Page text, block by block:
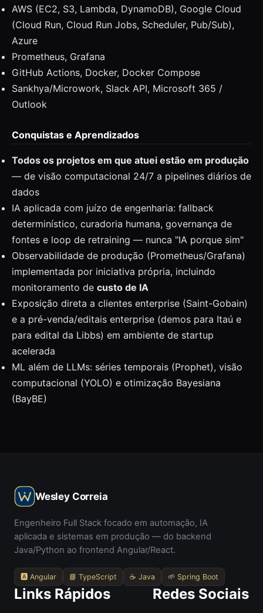
AWS (EC2, S3, Lambda, DynamoDB), Google Cloud
(Cloud Run, Cloud Run Jobs, Scheduler, Pub/Sub),
Azure
Prometheus, Grafana
GitHub Actions, Docker, Docker Compose
Sankhya/Microwork, Slack API, Microsoft 365 /
Outlook
Conquistas e Aprendizados
Todos os projetos em que atuei estão em produção
— de visão computacional 24/7 a pipelines diários de
dados
IA aplicada com juízo de engenharia: fallback
determinístico, curadoria humana, governança de
fontes e loop de retraining — nunca "IA porque sim"
Observabilidade de produção (Prometheus/Grafana)
implementada por iniciativa própria, incluindo
monitoramento de custo de IA
Exposição direta a clientes enterprise (Saint-Gobain)
e a pré-venda/editais enterprise (demos para Itaú e
para edital da Libbs) em ambiente de startup
acelerada
ML além de LLMs: séries temporais (Prophet), visão
computacional (YOLO) e otimização Bayesiana
(BayBE)
Wesley Correia
Engenheiro Full Stack focado em automação, IA
aplicada e sistemas em produção — do backend
Java/Python ao frontend Angular/React.
🅰️ Angular 📘 TypeScript ☕ Java 🌱 Spring Boot
Links Rápidos Redes Sociais